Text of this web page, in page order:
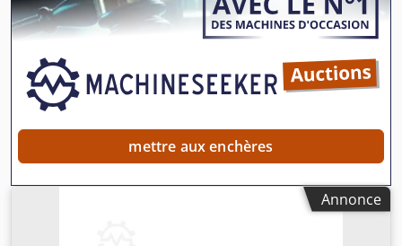
de scie : 400 mm Hauteur de coupe maximale avec une
lame de 350 mm : 98 mm à 90° – 75 mm à 45° Avec frein
chariot : 3200 mm Credpfx Ajzhak Aen Isf Largeur de coupe
à droite de la lame de scie : 1350 mm Vitesses :
3/4/5000 tours/min 380 volts Poids : 990 kg Bouton d’arrêt
scie d’occasion, comme illustré
mettre aux enchères
Annonce